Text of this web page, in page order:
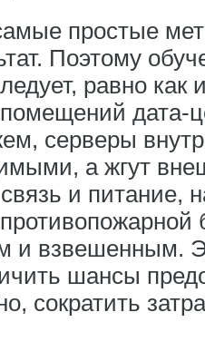
простые
Поэтому
равно как
дата-
серверы
а жгут
и питание,
и взвешенным.
шансы
сократить